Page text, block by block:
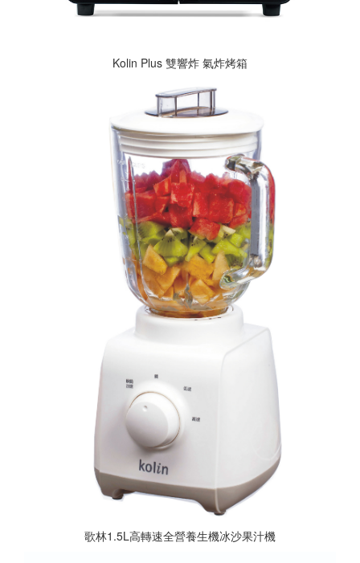
Kolin Plus 雙響炸 氣炸烤箱
歌林1.5L高轉速全營養生機冰沙果汁機